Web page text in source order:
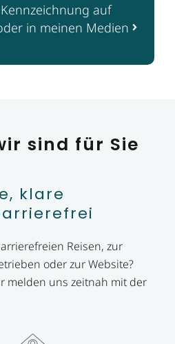
auf
in meinen Medien
sind für Sie
klare
Reisen, zur
oder zur Website?
melden uns zeitnah mit der